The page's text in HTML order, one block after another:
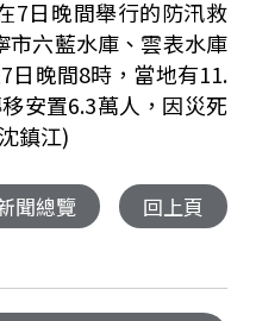
7日晚間舉行的防汛救
市六藍水庫、雲表水庫
日晚間8時，當地有11.
安置6.3萬人，因災死
鎮江)
聞總覽 回上頁